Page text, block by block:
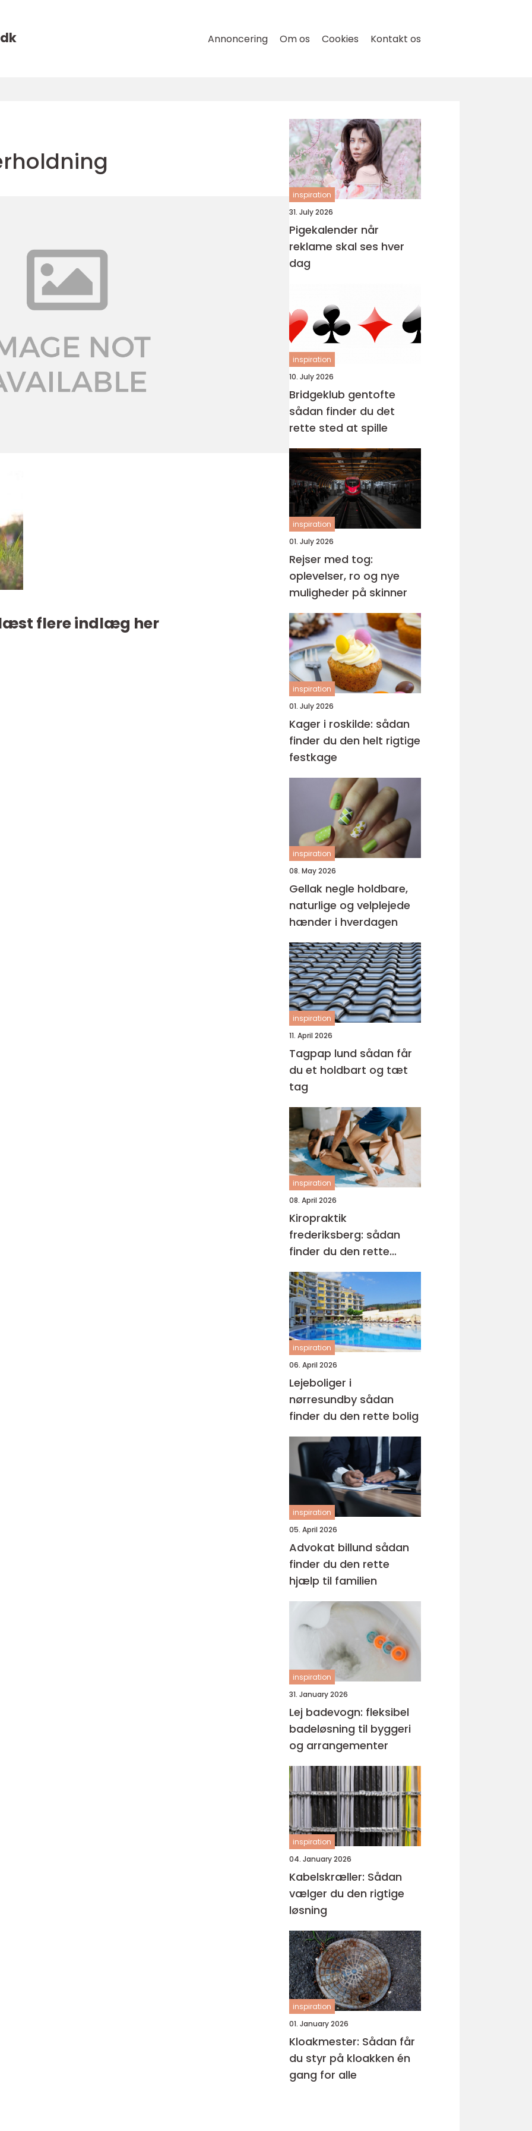
dk Annoncering Om os Cookies Kontakt os
flere indlæg her
inspiration
31. July 2026
Pigekalender når
reklame skal ses hver
dag
inspiration
10. July 2026
Bridgeklub gentofte
sådan finder du det
rette sted at spille
inspiration
01. July 2026
Rejser med tog:
oplevelser, ro og nye
muligheder på skinner
inspiration
01. July 2026
Kager i roskilde: sådan
finder du den helt rigtige
festkage
inspiration
08. May 2026
Gellak negle holdbare,
naturlige og velplejede
hænder i hverdagen
inspiration
11. April 2026
Tagpap lund sådan får
du et holdbart og tæt
tag
inspiration
08. April 2026
Kiropraktik
frederiksberg: sådan
finder du den rette
behandling til dine
smerter
inspiration
06. April 2026
Lejeboliger i
nørresundby sådan
finder du den rette bolig
inspiration
05. April 2026
Advokat billund sådan
finder du den rette
hjælp til familien
inspiration
31. January 2026
Lej badevogn: fleksibel
badeløsning til byggeri
og arrangementer
inspiration
04. January 2026
Kabelskræller: Sådan
vælger du den rigtige
løsning
inspiration
01. January 2026
Kloakmester: Sådan får
du styr på kloakken én
gang for alle